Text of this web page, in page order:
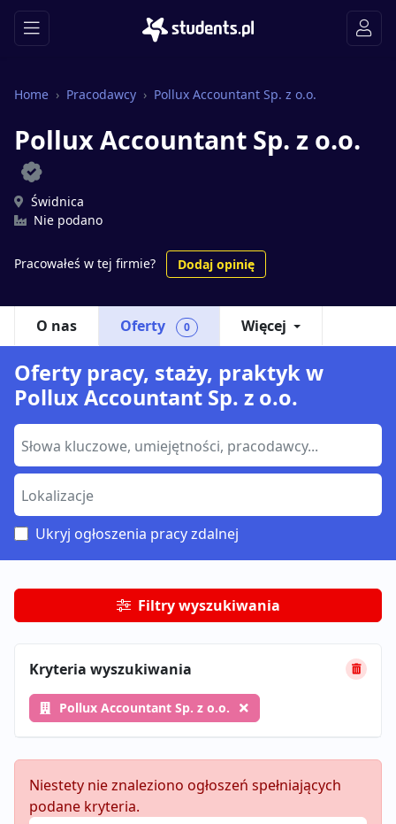
Home Pracodawcy Pollux Accountant Sp. z o.o.
Pollux Accountant Sp. z o.o.
Świdnica
Nie podano
Pracowałeś w tej firmie? Dodaj opinię
O nas Oferty 0 Więcej
Oferty pracy, staży, praktyk w
Pollux Accountant Sp. z o.o.
Ukryj ogłoszenia pracy zdalnej
Filtry wyszukiwania
Kryteria wyszukiwania
Pollux Accountant Sp. z o.o.
Niestety nie znaleziono ogłoszeń spełniających
podane kryteria.